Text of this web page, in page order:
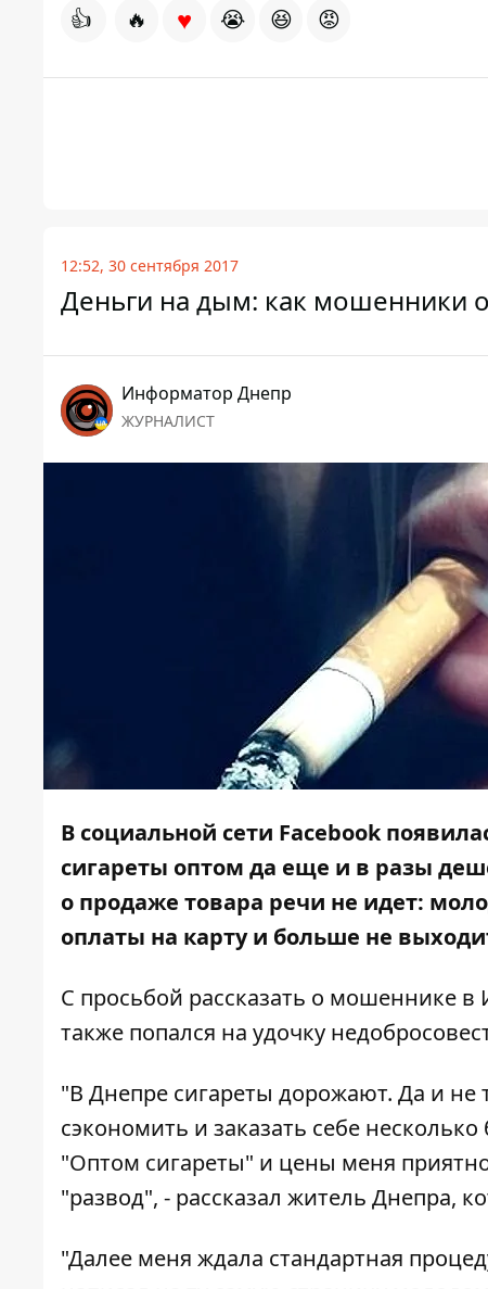
👍 🔥 ♥ 😭 😆 😡
12:52, 30 сентября 2017
Деньги на дым: как мошенники
Информатор Днепр
ЖУРНАЛИСТ
В социальной сети Facebook
сигареты оптом да еще и в разы
о продаже товара речи не идет:
оплаты на карту и больше не
С просьбой рассказать о мошеннике в
также попался на удочку
"В Днепре сигареты дорожают. Да и
сэкономить и заказать себе
"Оптом сигареты" и цены меня
"развод", - рассказал житель Днепра,
"Далее меня ждала стандартная